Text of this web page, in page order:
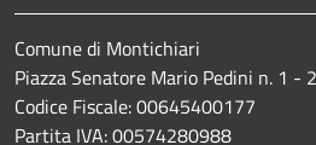
Comune di Montichiari
Piazza Senatore Mario Pedini n. 1 -
Codice Fiscale: 00645400177
Partita IVA: 00574280988